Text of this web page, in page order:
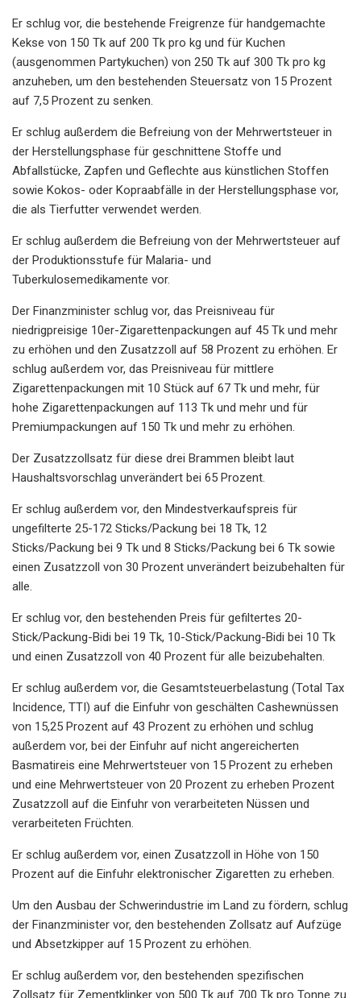
Er schlug vor, die bestehende Freigrenze für handgemachte
Kekse von 150 Tk auf 200 Tk pro kg und für Kuchen
(ausgenommen Partykuchen) von 250 Tk auf 300 Tk pro kg
anzuheben, um den bestehenden Steuersatz von 15 Prozent
auf 7,5 Prozent zu senken.
Er schlug außerdem die Befreiung von der Mehrwertsteuer in
der Herstellungsphase für geschnittene Stoffe und
Abfallstücke, Zapfen und Geflechte aus künstlichen Stoffen
sowie Kokos- oder Kopraabfälle in der Herstellungsphase vor,
die als Tierfutter verwendet werden.
Er schlug außerdem die Befreiung von der Mehrwertsteuer auf
der Produktionsstufe für Malaria- und
Tuberkulosemedikamente vor.
Der Finanzminister schlug vor, das Preisniveau für
niedrigpreisige 10er-Zigarettenpackungen auf 45 Tk und mehr
zu erhöhen und den Zusatzzoll auf 58 Prozent zu erhöhen. Er
schlug außerdem vor, das Preisniveau für mittlere
Zigarettenpackungen mit 10 Stück auf 67 Tk und mehr, für
hohe Zigarettenpackungen auf 113 Tk und mehr und für
Premiumpackungen auf 150 Tk und mehr zu erhöhen.
Der Zusatzzollsatz für diese drei Brammen bleibt laut
Haushaltsvorschlag unverändert bei 65 Prozent.
Er schlug außerdem vor, den Mindestverkaufspreis für
ungefilterte 25-172 Sticks/Packung bei 18 Tk, 12
Sticks/Packung bei 9 Tk und 8 Sticks/Packung bei 6 Tk sowie
einen Zusatzzoll von 30 Prozent unverändert beizubehalten für
alle.
Er schlug vor, den bestehenden Preis für gefiltertes 20-
Stick/Packung-Bidi bei 19 Tk, 10-Stick/Packung-Bidi bei 10 Tk
und einen Zusatzzoll von 40 Prozent für alle beizubehalten.
Er schlug außerdem vor, die Gesamtsteuerbelastung (Total Tax
Incidence, TTI) auf die Einfuhr von geschälten Cashewnüssen
von 15,25 Prozent auf 43 Prozent zu erhöhen und schlug
außerdem vor, bei der Einfuhr auf nicht angereicherten
Basmatireis eine Mehrwertsteuer von 15 Prozent zu erheben
und eine Mehrwertsteuer von 20 Prozent zu erheben Prozent
Zusatzzoll auf die Einfuhr von verarbeiteten Nüssen und
verarbeiteten Früchten.
Er schlug außerdem vor, einen Zusatzzoll in Höhe von 150
Prozent auf die Einfuhr elektronischer Zigaretten zu erheben.
Um den Ausbau der Schwerindustrie im Land zu fördern, schlug
der Finanzminister vor, den bestehenden Zollsatz auf Aufzüge
und Absetzkipper auf 15 Prozent zu erhöhen.
Er schlug außerdem vor, den bestehenden spezifischen
Zollsatz für Zementklinker von 500 Tk auf 700 Tk pro Tonne zu